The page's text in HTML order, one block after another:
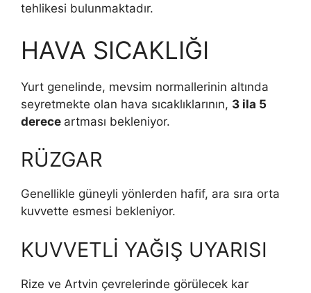
tehlikesi bulunmaktadır.
HAVA SICAKLIĞI
Yurt genelinde, mevsim normallerinin altında
seyretmekte olan hava sıcaklıklarının, 3 ila 5
derece artması bekleniyor.
RÜZGAR
Genellikle güneyli yönlerden hafif, ara sıra orta
kuvvette esmesi bekleniyor.
KUVVETLİ YAĞIŞ UYARISI
Rize ve Artvin çevrelerinde görülecek kar